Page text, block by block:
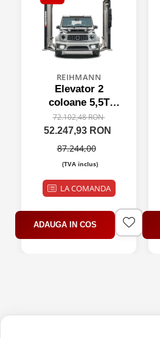
REIHMANN
Elevator 2
coloane 5,5T
electromecanic
pe surub, 380V
72.102,48 RON
52.247,93 RON
87.244,00
(TVA inclus)
LA COMANDA
ADAUGA IN COS